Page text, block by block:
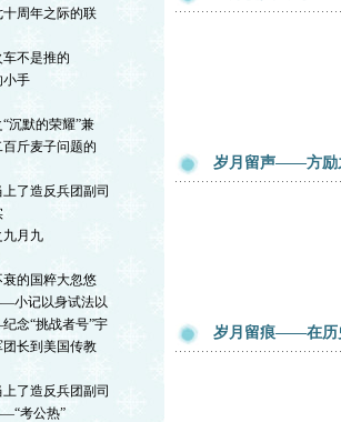
十周年之际的联
车不是推的
小手
沉默的荣耀”兼
百斤麦子问题的
了造反兵团副司
九月九
衰的国粹大忽悠
小记以身试法以
念“挑战者号”宇
团长到美国传教
了造反兵团副司
考公热”
岁月留声——方励
岁月留痕——在历